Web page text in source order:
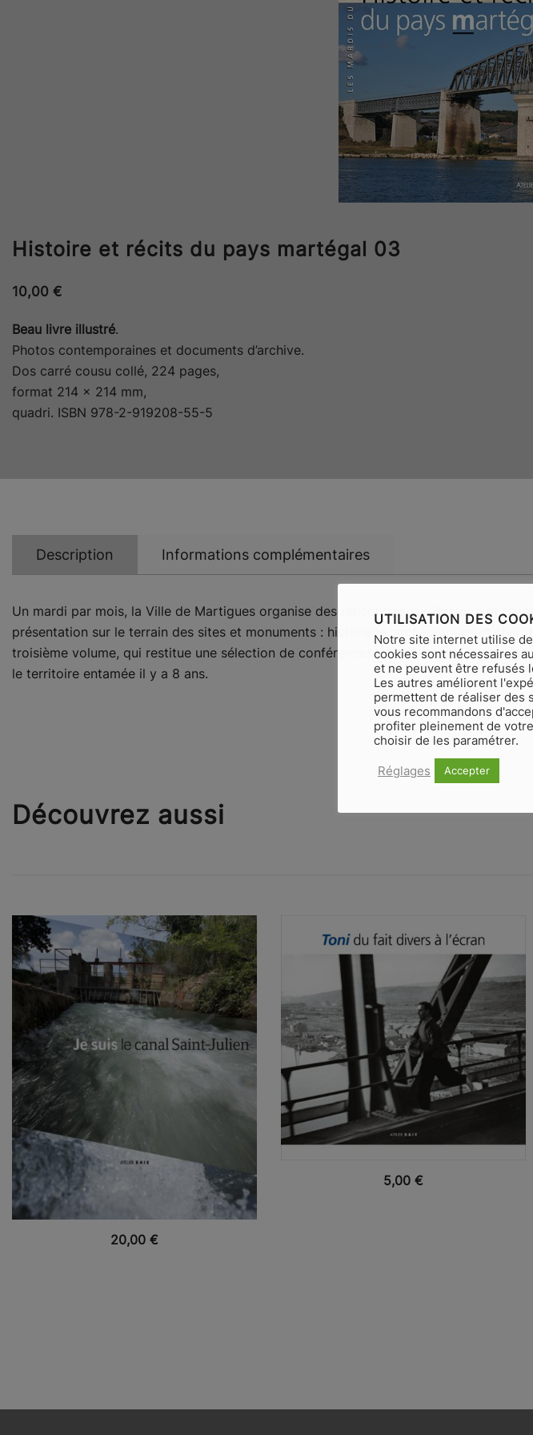
Histoire et récits du pays martégal 03
10,00 €
Beau livre illustré.
Photos contemporaines et documents d’archive.
Dos carré cousu collé, 224 pages,
format 214 x 214 mm,
quadri. ISBN 978-2-919208-55-5
Description Informations complémentaires
Un mardi par mois, la Ville de Martigues organise des rencontres sur l’histoire et
présentation sur le terrain des sites et monuments : historiens, archéologues et
troisième volume, qui restitue une sélection de conférences de ces mardis du
le territoire entamée il y a 8 ans.
Découvrez aussi
VUE RAPIDE
20,00 €
VUE RAPIDE
5,00 €
UTILISATION DES
Notre site internet utilise
cookies sont nécessaires
et ne peuvent être refusés
Les autres améliorent
permettent de réaliser des
vous recommandons
profiter pleinement de
choisir de les paramétrer.
Réglages Accepter